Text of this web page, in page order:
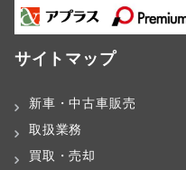
サイトマップ
新車・中古車販売
取扱業務
買取・売却